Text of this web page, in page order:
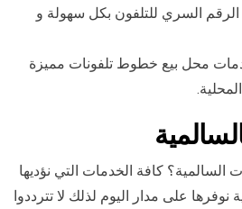
الرقم السري للتلفون بكل سهولة و
محل بيع خطوط تلفونات مميزة
كافة الخدمات التي نؤديها
على مدار اليوم لذلك لا تترددوا